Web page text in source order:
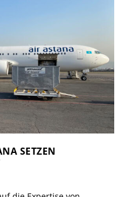
SETZEN